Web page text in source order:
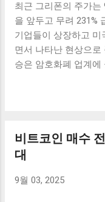
있습니다. 그들은 대
산의 수탁 및 관리는
투자자들에게 맞춤형
니다. 또한, 국제 금
다. 공급망 문제와 같
있기 때문에 가격 상
자들로 하여금 금에
었습니다. 이뿐만 아
두에게 영향을 미치
된 방향으로 움직였
비트코인이 2개월 만
강화되고 있는 가운데
최근 그리폰의 주가는
을 앞두고 무려 231%
기업들이 상장하고 미
면서 나타난 현상으
승은 암호화폐 업계에
은 투자 전략을 활용
주가 급등은 주로 암
연관이 있습니다. 정
히, 비트코인의 경우
비트코인 매수
대
9월 03, 2025